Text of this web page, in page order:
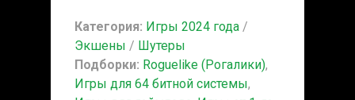
Категория: Игры 2024 года /
Экшены / Шутеры
Подборки: Roguelike (Рогалики),
Игры для 64 битной системы,